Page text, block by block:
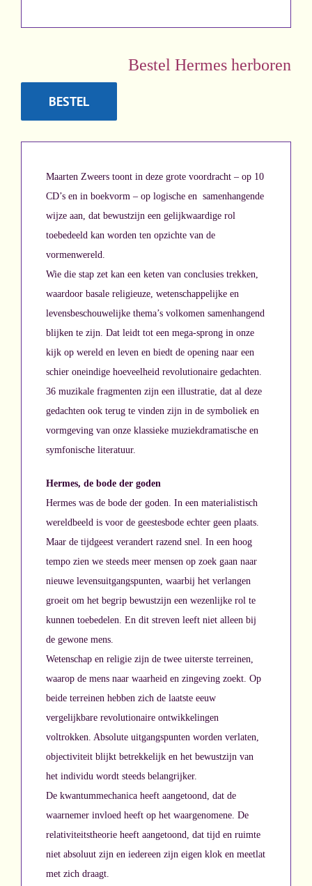
Bestel Hermes herboren
BESTEL
Maarten Zweers toont in deze grote voordracht – op 10
CD’s en in boekvorm – op logische en samenhangende
wijze aan, dat bewustzijn een gelijkwaardige rol
toebedeeld kan worden ten opzichte van de
vormenwereld.
Wie die stap zet kan een keten van conclusies trekken,
waardoor basale religieuze, wetenschappelijke en
levensbeschouwelijke thema’s volkomen samenhangend
blijken te zijn. Dat leidt tot een mega-sprong in onze
kijk op wereld en leven en biedt de opening naar een
schier oneindige hoeveelheid revolutionaire gedachten.
36 muzikale fragmenten zijn een illustratie, dat al deze
gedachten ook terug te vinden zijn in de symboliek en
vormgeving van onze klassieke muziekdramatische en
symfonische literatuur.
Hermes, de bode der goden
Hermes was de bode der goden. In een materialistisch
wereldbeeld is voor de geestesbode echter geen plaats.
Maar de tijdgeest verandert razend snel. In een hoog
tempo zien we steeds meer mensen op zoek gaan naar
nieuwe levensuitgangspunten, waarbij het verlangen
groeit om het begrip bewustzijn een wezenlijke rol te
kunnen toebedelen. En dit streven leeft niet alleen bij
de gewone mens.
Wetenschap en religie zijn de twee uiterste terreinen,
waarop de mens naar waarheid en zingeving zoekt. Op
beide terreinen hebben zich de laatste eeuw
vergelijkbare revolutionaire ontwikkelingen
voltrokken. Absolute uitgangspunten worden verlaten,
objectiviteit blijkt betrekkelijk en het bewustzijn van
het individu wordt steeds belangrijker.
De kwantummechanica heeft aangetoond, dat de
waarnemer invloed heeft op het waargenomene. De
relativiteitstheorie heeft aangetoond, dat tijd en ruimte
niet absoluut zijn en iedereen zijn eigen klok en meetlat
met zich draagt.